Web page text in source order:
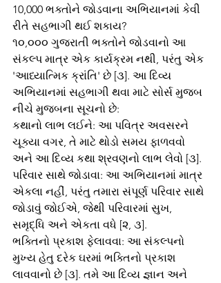
10,000 ભક્તોને જોડવાના અભિયાનમાં કેવી
રીતે સહભાગી થઈ શકાય?
૧૦,૦૦૦ ગુજરાતી ભક્તોને જોડવાનો આ
સંકલ્પ માત્ર એક કાર્યક્રમ નથી, પરંતુ એક
'આધ્યાત્મિક ક્રાંતિ' છે [૩]. આ દિવ્ય
અભિયાનમાં સહભાગી થવા માટે સોર્સ મુજબ
નીચે મુજબના સૂચનો છે:
કથાનો લાભ લઈને: આ પવિત્ર અવસરને
ચૂક્યા વગર, તે માટે થોડો સમય ફાળવવો
અને આ દિવ્ય કથા શ્રવણનો લાભ લેવો [૩].
પરિવાર સાથે જોડાવા: આ અભિયાનમાં માત્ર
એકલા નહીં, પરંતુ તમારા સંપૂર્ણ પરિવાર સાથે
જોડાવું જોઈએ, જેથી પરિવારમાં સુખ,
સમૃદ્ધિ અને એકતા વધે [૨, ૩].
ભક્તિનો પ્રકાશ ફેલાવવા: આ સંકલ્પનો
મુખ્ય હેતુ દરેક ઘરમાં ભક્તિનો પ્રકાશ
લાવવાનો છે [૩]. તમે આ દિવ્ય જ્ઞાન અને